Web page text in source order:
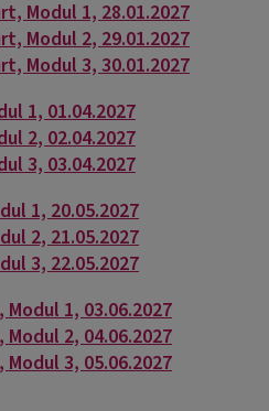
Modul 1, 28.01.2027
Modul 2, 29.01.2027
Modul 3, 30.01.2027
1, 01.04.2027
2, 02.04.2027
3, 03.04.2027
1, 20.05.2027
2, 21.05.2027
3, 22.05.2027
1, 03.06.2027
2, 04.06.2027
3, 05.06.2027